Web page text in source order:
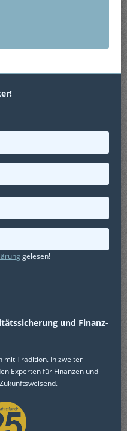
gelesen!
und Finanz-
mit Tradition. In zweiter
Experten für Finanzen und